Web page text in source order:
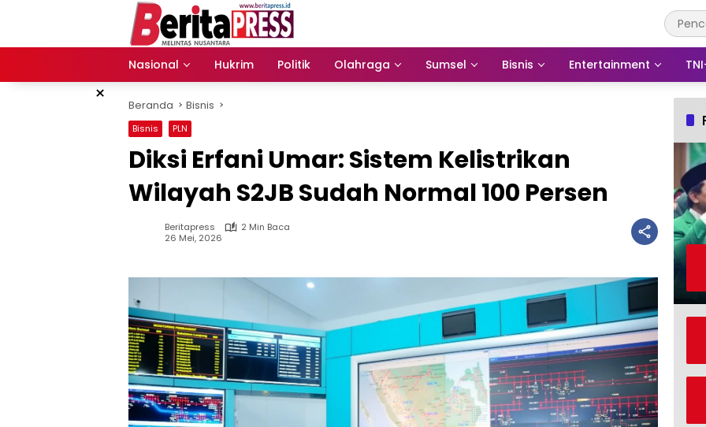
Nasional
Hukrim Politik Olahraga Sumsel Bisnis Entertainment
× Beranda Bisnis
Bisnis PLN
Diksi Erfani Umar: Sistem Kelistrikan
Wilayah S2JB Sudah Normal 100 Persen
Beritapress
2 Min Baca
26 Mei, 2026